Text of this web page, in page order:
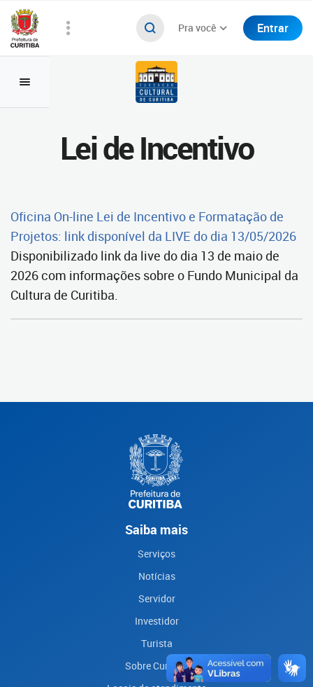
Pra você Entrar
Lei de Incentivo
Oficina On-line Lei de Incentivo e Formatação de
Projetos: link disponível da LIVE do dia 13/05/2026
Disponibilizado link da live do dia 13 de maio de
2026 com informações sobre o Fundo Municipal da
Cultura de Curitiba.
Saiba mais
Serviços
Notícias
Servidor
Investidor
Turista
Sobre Curitiba